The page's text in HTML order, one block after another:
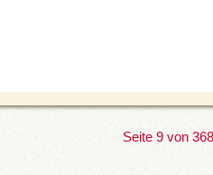
Seite 9 von 368